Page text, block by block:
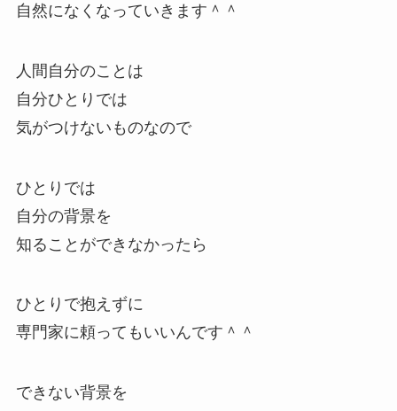
自然になくなっていきます＾＾
人間自分のことは
自分ひとりでは
気がつけないものなので
ひとりでは
自分の背景を
知ることができなかったら
ひとりで抱えずに
専門家に頼ってもいいんです＾＾
できない背景を